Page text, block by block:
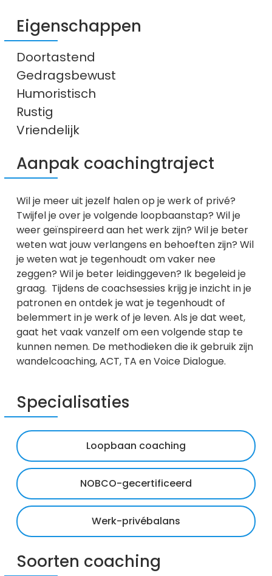
Eigenschappen
Doortastend
Gedragsbewust
Humoristisch
Rustig
Vriendelijk
Aanpak coachingtraject
Wil je meer uit jezelf halen op je werk of privé?
Twijfel je over je volgende loopbaanstap? Wil je
weer geïnspireerd aan het werk zijn? Wil je beter
weten wat jouw verlangens en behoeften zijn? Wil
je weten wat je tegenhoudt om vaker nee
zeggen? Wil je beter leidinggeven? Ik begeleid je
graag. Tijdens de coachsessies krijg je inzicht in je
patronen en ontdek je wat je tegenhoudt of
belemmert in je werk of je leven. Als je dat weet,
gaat het vaak vanzelf om een volgende stap te
kunnen nemen. De methodieken die ik gebruik zijn
wandelcoaching, ACT, TA en Voice Dialogue.
Specialisaties
Loopbaan coaching
NOBCO-gecertificeerd
Werk-privébalans
Soorten coaching